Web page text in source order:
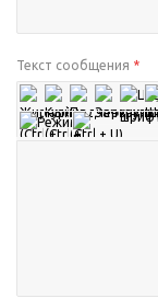
Текст сообщения *